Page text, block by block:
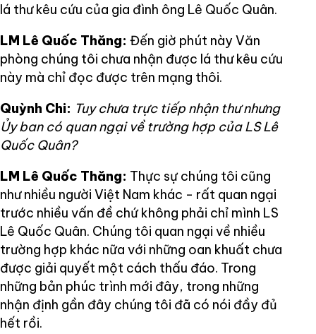
lá thư kêu cứu của gia đình ông Lê Quốc Quân.
LM Lê Quốc Thăng: Đến giờ phút này Văn
phòng chúng tôi chưa nhận được lá thư kêu cứu
này mà chỉ đọc được trên mạng thôi.
Quỳnh Chi: Tuy chưa trực tiếp nhận thư nhưng
Ủy ban có quan ngại về trường hợp của LS Lê
Quốc Quân?
LM Lê Quốc Thăng: Thực sự chúng tôi cũng
như nhiều người Việt Nam khác - rất quan ngại
trước nhiều vấn đề chứ không phải chỉ mình LS
Lê Quốc Quân. Chúng tôi quan ngại về nhiều
trường hợp khác nữa với những oan khuất chưa
được giải quyết một cách thấu đáo. Trong
những bản phúc trình mới đây, trong những
nhận định gần đây chúng tôi đã có nói đầy đủ
hết rồi.